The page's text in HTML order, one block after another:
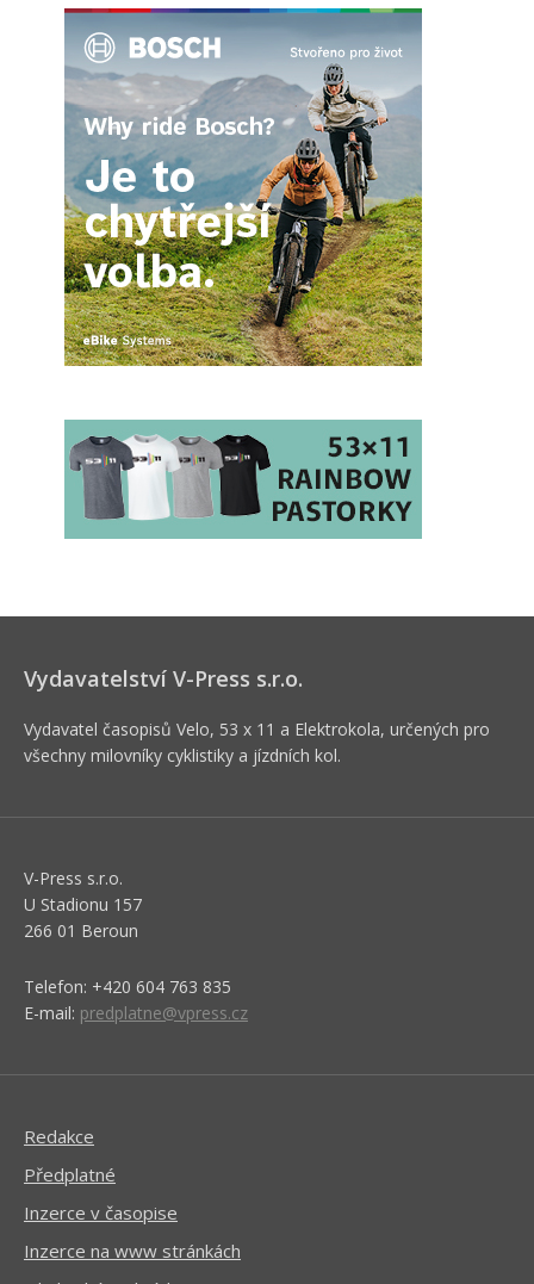
Vydavatelství V-Press s.r.o.
Vydavatel časopisů Velo, 53 x 11 a Elektrokola, určených pro
všechny milovníky cyklistiky a jízdních kol.
V-Press s.r.o.
U Stadionu 157
266 01 Beroun
Telefon: +420 604 763 835
E-mail: predplatne@vpress.cz
Redakce
Předplatné
Inzerce v časopise
Inzerce na www stránkách